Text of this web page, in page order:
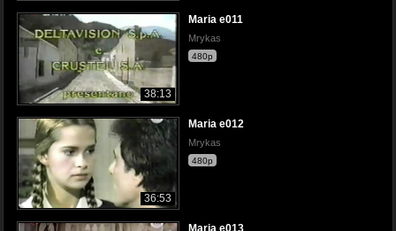
38:13
Maria e011
Mrykas
480p
36:53
Maria e012
Mrykas
480p
Maria e013